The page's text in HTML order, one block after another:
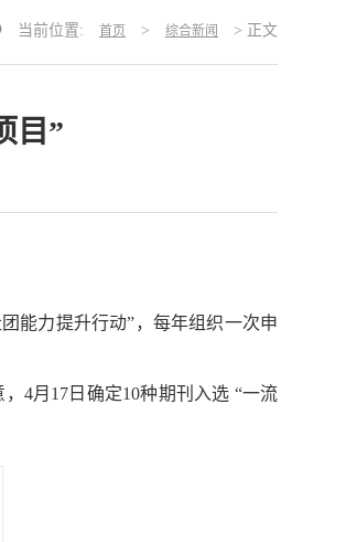
当前位置: 首页 > 综合新闻 > 正文
目”
能力提升行动”，每年组织一次申
4月 17 日确定10种期刊入选 “一流